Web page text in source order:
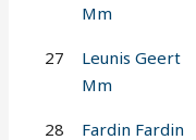
Mm
27
Leunis Geert
Mm
28 Fardin Fardin